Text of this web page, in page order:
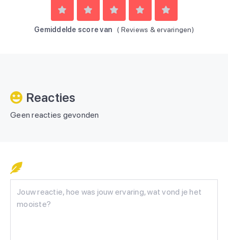
Gemiddelde score van ( Reviews & ervaringen)
Reacties
Geen reacties gevonden